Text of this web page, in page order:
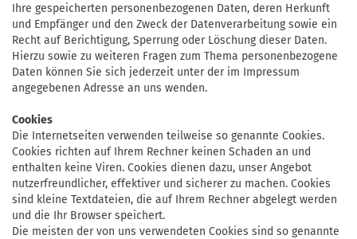
Ihre gespeicherten personenbezogenen Daten, deren Herkunft
und Empfänger und den Zweck der Datenverarbeitung sowie ein
Recht auf Berichtigung, Sperrung oder Löschung dieser Daten.
Hierzu sowie zu weiteren Fragen zum Thema personenbezogene
Daten können Sie sich jederzeit unter der im Impressum
angegebenen Adresse an uns wenden.
Cookies
Die Internetseiten verwenden teilweise so genannte Cookies.
Cookies richten auf Ihrem Rechner keinen Schaden an und
enthalten keine Viren. Cookies dienen dazu, unser Angebot
nutzerfreundlicher, effektiver und sicherer zu machen. Cookies
sind kleine Textdateien, die auf Ihrem Rechner abgelegt werden
und die Ihr Browser speichert.
Die meisten der von uns verwendeten Cookies sind so genannte